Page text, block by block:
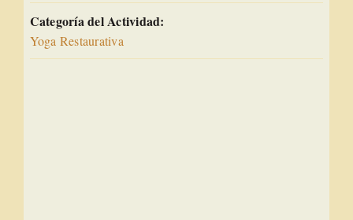
Categoría del Actividad:
Yoga Restaurativa